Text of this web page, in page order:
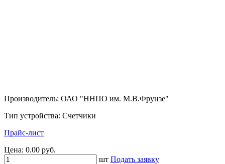
Производитель: ОАО "ННПО им. М.В.Фрунзе"
Тип устройства: Счетчики
Прайс-лист
Цена: 0.00 руб.
шт Подать заявку